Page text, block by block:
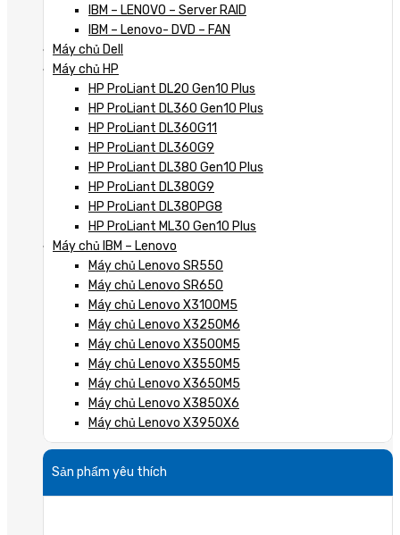
IBM – LENOVO – Server RAID
IBM – Lenovo- DVD – FAN
Máy chủ Dell
Máy chủ HP
HP ProLiant DL20 Gen10 Plus
HP ProLiant DL360 Gen10 Plus
HP ProLiant DL360G11
HP ProLiant DL360G9
HP ProLiant DL380 Gen10 Plus
HP ProLiant DL380G9
HP ProLiant DL380PG8
HP ProLiant ML30 Gen10 Plus
Máy chủ IBM – Lenovo
Máy chủ Lenovo SR550
Máy chủ Lenovo SR650
Máy chủ Lenovo X3100M5
Máy chủ Lenovo X3250M6
Máy chủ Lenovo X3500M5
Máy chủ Lenovo X3550M5
Máy chủ Lenovo X3650M5
Máy chủ Lenovo X3850X6
Máy chủ Lenovo X3950X6
Sản phẩm yêu thích